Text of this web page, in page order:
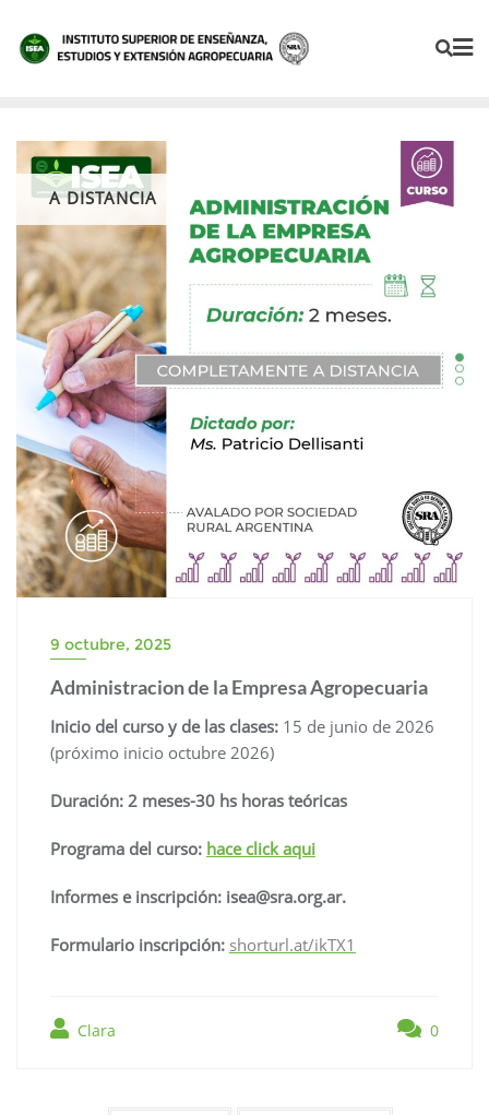
A DISTANCIA
9 octubre, 2025
Administracion de la Empresa Agropecuaria
Inicio del curso y de las clases: 15 de junio de 2026
(próximo inicio octubre 2026)
Duración: 2 meses-30 hs horas teóricas
Programa del curso: hace click aqui
Informes e inscripción: isea@sra.org.ar.
Formulario inscripción: shorturl.at/ikTX1
Clara 0